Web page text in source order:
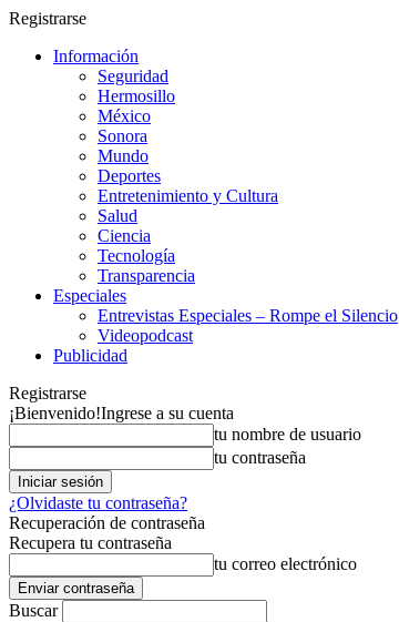
Registrarse
Información
Seguridad
Hermosillo
México
Sonora
Mundo
Deportes
Entretenimiento y Cultura
Salud
Ciencia
Tecnología
Transparencia
Especiales
Entrevistas Especiales – Rompe el Silencio
Videopodcast
Publicidad
Registrarse
¡Bienvenido!Ingrese a su cuenta
tu nombre de usuario
tu contraseña
¿Olvidaste tu contraseña?
Recuperación de contraseña
Recupera tu contraseña
tu correo electrónico
Buscar